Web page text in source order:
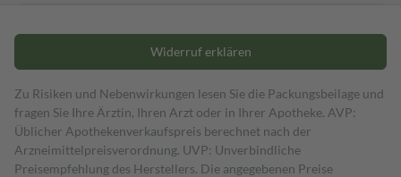
Widerruf erklären
Zu Risiken und Nebenwirkungen lesen Sie die Packungsbeilage und
fragen Sie Ihre Ärztin, Ihren Arzt oder in Ihrer Apotheke. AVP:
Üblicher Apothekenverkaufspreis berechnet nach der
Arzneimittelpreisverordnung. UVP: Unverbindliche
Preisempfehlung des Herstellers. Die angegebenen Preise